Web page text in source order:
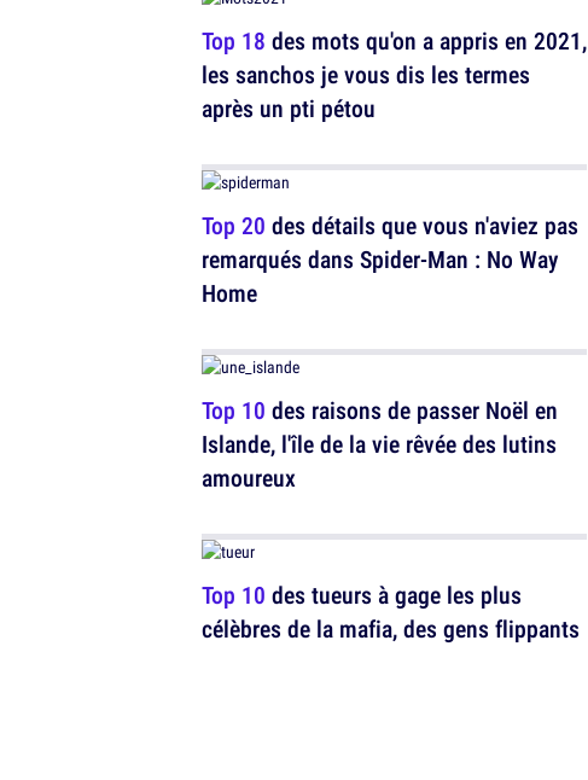
Top 18 des mots qu'on a appris en 2021,
les sanchos je vous dis les termes
après un pti pétou
Top 20 des détails que vous n'aviez pas
remarqués dans Spider-Man : No Way
Home
Top 10 des raisons de passer Noël en
Islande, l'île de la vie rêvée des lutins
amoureux
Top 10 des tueurs à gage les plus
célèbres de la mafia, des gens flippants